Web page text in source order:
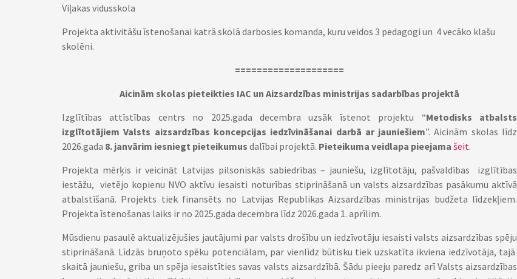
Viļakas vidusskola
Projekta aktivitāšu īstenošanai katrā skolā darbosies komanda, kuru veidos 3 pedagogi un 4 vecāko klašu
skolēni.
====================
Aicinām skolas pieteikties IAC un Aizsardzības ministrijas sadarbības projektā
Izglītības attīstības centrs no 2025.gada decembra uzsāk īstenot projektu “Metodisks atbalsts
izglītotājiem Valsts aizsardzības koncepcijas iedzīvināšanai darbā ar jauniešiem”. Aicinām skolas līdz
2026.gada 8. janvārim iesniegt pieteikumus dalībai projektā. Pieteikuma veidlapa pieejama šeit.
Projekta mērķis ir veicināt Latvijas pilsoniskās sabiedrības – jauniešu, izglītotāju, pašvaldības izglītības
iestāžu, vietējo kopienu NVO aktīvu iesaisti noturības stiprināšanā un valsts aizsardzības pasākumu aktīvā
atbalstīšanā. Projekts tiek finansēts no Latvijas Republikas Aizsardzības ministrijas budžeta līdzekļiem.
Projekta īstenošanas laiks ir no 2025.gada decembra līdz 2026.gada 1. aprīlim.
Mūsdienu pasaulē aktualizējušies jautājumi par valsts drošību un iedzīvotāju iesaisti valsts aizsardzības spēju
stiprināšanā. Līdzās bruņoto spēku potenciālam, par vienlīdz būtisku tiek uzskatīta ikviena iedzīvotāja, tajā
skaitā jauniešu, griba un spēja iesaistīties savas valsts aizsardzībā. Šādu pieeju paredz arī Valsts aizsardzības